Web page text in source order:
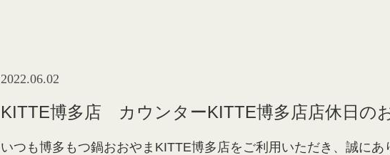
2022.06.02
KITTE博多店 カウンターKITTE博多店店休日の
いつも博多もつ鍋おおやまKITTE博多店をご利用いただき、誠にあ